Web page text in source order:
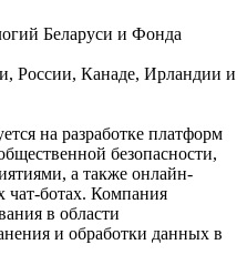
Беларуси и Фонда
России, Канаде, Ирландии и
на разработке платформ
безопасности,
а также онлайн-
ботах. Компания
в области
и обработки данных в